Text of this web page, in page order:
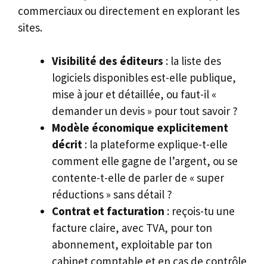
commerciaux ou directement en explorant les
sites.
Visibilité des éditeurs : la liste des
logiciels disponibles est-elle publique,
mise à jour et détaillée, ou faut-il «
demander un devis » pour tout savoir ?
Modèle économique explicitement
décrit : la plateforme explique-t-elle
comment elle gagne de l’argent, ou se
contente-t-elle de parler de « super
réductions » sans détail ?
Contrat et facturation : reçois-tu une
facture claire, avec TVA, pour ton
abonnement, exploitable par ton